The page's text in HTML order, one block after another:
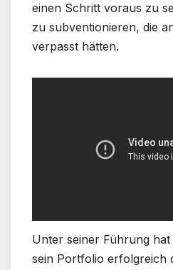
einen Schritt voraus zu
zu subventionieren, die
verpasst hätten.
Unter seiner Führung
sein Portfolio erfolgreich